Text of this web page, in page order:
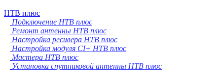
НТВ плюс
Подключение НТВ плюс
Ремонт антенны НТВ плюс
Настройка ресивера НТВ плюс
Настройка модуля CI+ НТВ плюс
Мастера НТВ плюс
Установка спутниковой антенны НТВ плюс